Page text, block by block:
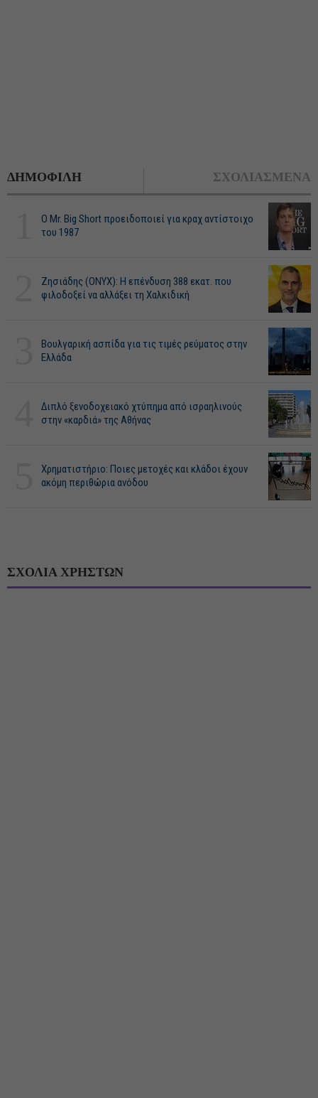
ΔΗΜΟΦΙΛΗ ΣΧΟΛΙΑΣΜΕΝΑ
O Mr. Big Short προειδοποιεί για κραχ αντίστοιχο
του 1987
Ζησιάδης (ONYX): Η επένδυση 388 εκατ. που
φιλοδοξεί να αλλάξει τη Χαλκιδική
Βουλγαρική ασπίδα για τις τιμές ρεύματος στην
Ελλάδα
Διπλό ξενοδοχειακό χτύπημα από ισραηλινούς
στην «καρδιά» της Αθήνας
Χρηματιστήριο: Ποιες μετοχές και κλάδοι έχουν
ακόμη περιθώρια ανόδου
ΣΧΟΛΙΑ ΧΡΗΣΤΩΝ